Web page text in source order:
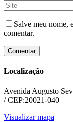
Salve meu nome,
comentar.
Localização
Avenida Augusto
/ CEP:20021-040
Visualizar mapa